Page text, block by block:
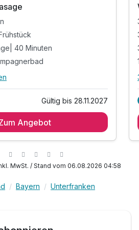
40 Minuten
Gültig bis 28.11.2027
Angebot
MwSt. / Stand vom 06.08.2026 04:58
Bayern
Unterfranken